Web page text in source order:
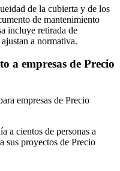
de la cubierta y de los
de mantenimiento
incluye retirada de
a normativa.
a empresas de Precio
empresas de Precio
a cientos de personas a
sus proyectos de Precio